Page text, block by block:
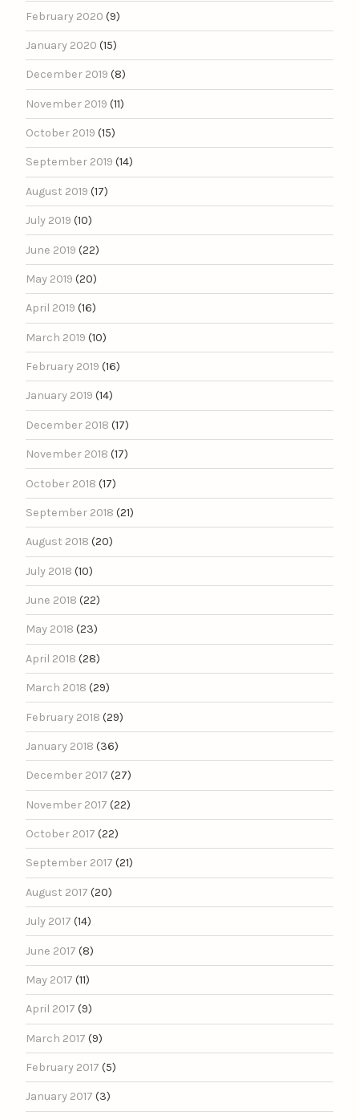
February 2020 (9)
January 2020 (15)
December 2019 (8)
November 2019 (11)
October 2019 (15)
September 2019 (14)
August 2019 (17)
July 2019 (10)
June 2019 (22)
May 2019 (20)
April 2019 (16)
March 2019 (10)
February 2019 (16)
January 2019 (14)
December 2018 (17)
November 2018 (17)
October 2018 (17)
September 2018 (21)
August 2018 (20)
July 2018 (10)
June 2018 (22)
May 2018 (23)
April 2018 (28)
March 2018 (29)
February 2018 (29)
January 2018 (36)
December 2017 (27)
November 2017 (22)
October 2017 (22)
September 2017 (21)
August 2017 (20)
July 2017 (14)
June 2017 (8)
May 2017 (11)
April 2017 (9)
March 2017 (9)
February 2017 (5)
January 2017 (3)